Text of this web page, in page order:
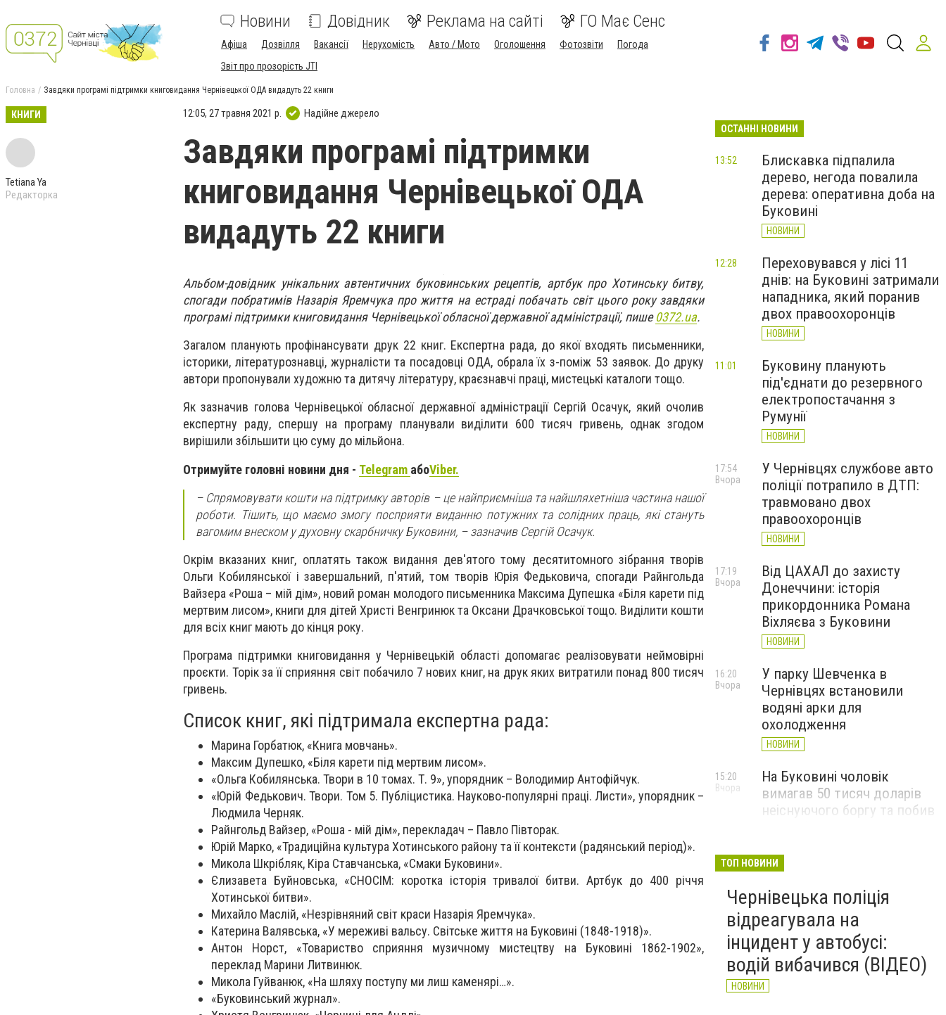
Новини Довідник Реклама на сайті ГО Має Сенс
Афіша Дозвілля Вакансії Нерухомість Авто / Мото Оголошення Фотозвіти
Погода
Звіт про прозорість JTI
Головна Завдяки програмі підтримки книговидання Чернівецької ОДА видадуть 22 книги
КНИГИ
Tetiana Ya
Редакторка
12:05, 27 травня 2021 р. Надійне джерело
Завдяки програмі підтримки
книговидання Чернівецької ОДА
видадуть 22 книги
Альбом-довідник унікальних автентичних буковинських рецептів, артбук про Хотинську битву,
спогади побратимів Назарія Яремчука про життя на естраді побачать світ цього року завдяки
програмі підтримки книговидання Чернівецької обласної державної адміністрації, пише0372.ua.
Загалом планують профінансувати друк 22 книг. Експертна рада, до якої входять письменники,
історики, літературознавці, журналісти та посадовці ОДА, обрала їх з-поміж 53 заявок. До друку
автори пропонували художню та дитячу літературу, краєзнавчі праці, мистецькі каталоги тощо.
Як зазначив голова Чернівецької обласної державної адміністрації Сергій Осачук, який очолив
експертну раду, спершу на програму планували виділити 600 тисяч гривень, однак згодом
вирішили збільшити цю суму до мільйона.
Отримуйте головні новини дня - Telegram абоViber.
– Спрямовувати кошти на підтримку авторів – це найприємніша та найшляхетніша частина нашої
роботи. Тішить, що маємо змогу посприяти виданню потужних та солідних праць, які стануть
вагомим внеском у духовну скарбничку Буковини, – зазначив Сергій Осачук.
Окрім вказаних книг, оплатять також видання дев'ятого тому десятитомного зібрання творів
Ольги Кобилянської і завершальний, п'ятий, том творів Юрія Федьковича, спогади Райнгольда
Вайзера «Роша – мій дім», новий роман молодого письменника Максима Дупешка «Біля карети під
мертвим лисом», книги для дітей Христі Венгринюк та Оксани Драчковської тощо. Виділити кошти
для всіх книг мають до кінця року.
Програма підтримки книговидання у Чернівецькій області допомагає реалізовувати неймовірні
проєкти. Торік за її сприяння світ побачило 7 нових книг, на друк яких витратили понад 800 тисяч
гривень.
Список книг, які підтримала експертна рада:
Марина Горбатюк, «Книга мовчань».
Максим Дупешко, «Біля карети під мертвим лисом».
«Ольга Кобилянська. Твори в 10 томах. Т. 9», упорядник – Володимир Антофійчук.
«Юрій Федькович. Твори. Том 5. Публіцистика. Науково-популярні праці. Листи», упорядник –
Людмила Черняк.
Райнгольд Вайзер, «Роша - мій дім», перекладач – Павло Півторак.
Юрій Марко, «Традиційна культура Хотинського району та її контексти (радянський період)».
Микола Шкрібляк, Кіра Ставчанська, «Смаки Буковини».
Єлизавета Буйновська, «СНОСІМ: коротка історія тривалої битви. Артбук до 400 річчя
Хотинської битви».
Михайло Маслій, «Незрівняний світ краси Назарія Яремчука».
Катерина Валявська, «У мереживі вальсу. Світське життя на Буковині (1848-1918)».
Антон Норст, «Товариство сприяння музичному мистецтву на Буковині 1862-1902»,
переклад Марини Литвинюк.
Микола Гуйванюк, «На шляху поступу ми лиш каменярі…».
«Буковинський журнал».
ОСТАННІ НОВИНИ
Блискавка підпалила
дерево, негода повалила
дерева: оперативна доба на
Буковині
НОВИНИ
13:52
Переховувався у лісі 11
днів: на Буковині затримали
нападника, який поранив
двох правоохоронців
НОВИНИ
12:28
Буковину планують
під'єднати до резервного
електропостачання з
Румунії
НОВИНИ
11:01
У Чернівцях службове авто
поліції потрапило в ДТП:
травмовано двох
правоохоронців
НОВИНИ
17:54
Вчора
Від ЦАХАЛ до захисту
Донеччини: історія
прикордонника Романа
Віхляєва з Буковини
НОВИНИ
17:19
Вчора
У парку Шевченка в
Чернівцях встановили
водяні арки для
охолодження
НОВИНИ
16:20
Вчора
На Буковині чоловік
вимагав 50 тисяч доларів
неіснуючого боргу та побив
15:20
Вчора
повалене дерево і
порятунок собаки: як
минула доба для
рятувальників Буковини
НОВИНИ
Вчора
ТОП НОВИНИ
Чернівецька поліція
відреагувала на
інцидент у автобусі:
водій вибачився (ВІДЕО)
НОВИНИ